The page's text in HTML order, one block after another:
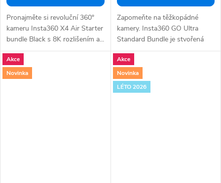
Pronajměte si revoluční 360°
kameru Insta360 X4 Air Starter
bundle Black s 8K rozlišením a...
Zapomeňte na těžkopádné
kamery. Insta360 GO Ultra
Standard Bundle je stvořená
pro život v pohybu....
Akce
Novinka
Akce
Novinka
LÉTO 2026